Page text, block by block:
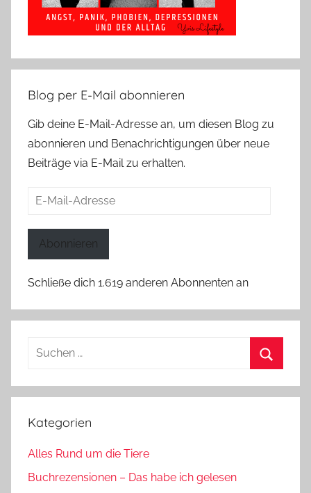
Blog per E-Mail abonnieren
Gib deine E-Mail-Adresse an, um diesen Blog zu
abonnieren und Benachrichtigungen über neue
Beiträge via E-Mail zu erhalten.
E-
Abonnieren
Schließe dich 1.619 anderen Abonnenten an
Suchen
Kategorien
Alles Rund um die Tiere
Buchrezensionen – Das habe ich gelesen